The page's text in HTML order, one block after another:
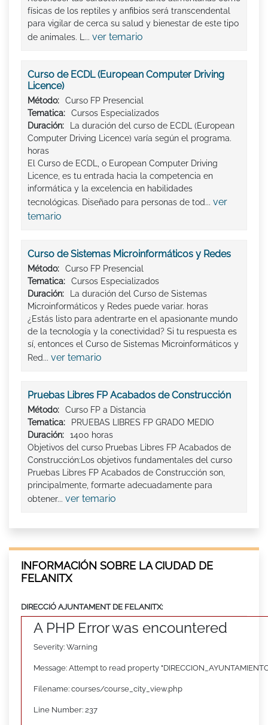
físicas de los reptiles y anfibios será transcendental
para vigilar de cerca su salud y bienestar de este tipo
de animales. L... ver temario
Curso de ECDL (European Computer Driving
Licence)
Método:
Curso FP Presencial
Tematica:
Cursos Especializados
Duración:
La duración del curso de ECDL (European
Computer Driving Licence) varía según el programa.
horas
El Curso de ECDL, o European Computer Driving
Licence, es tu entrada hacia la competencia en
informática y la excelencia en habilidades
tecnológicas. Diseñado para personas de tod... ver
temario
Curso de Sistemas Microinformáticos y Redes
Método:
Curso FP Presencial
Tematica:
Cursos Especializados
Duración:
La duración del Curso de Sistemas
Microinformáticos y Redes puede variar. horas
¿Estás listo para adentrarte en el apasionante mundo
de la tecnología y la conectividad? Si tu respuesta es
sí, entonces el Curso de Sistemas Microinformáticos y
Red... ver temario
Pruebas Libres FP Acabados de Construcción
Método:
Curso FP a Distancia
Tematica:
PRUEBAS LIBRES FP GRADO MEDIO
Duración:
1400 horas
Objetivos del curso Pruebas Libres FP Acabados de
Construcción:Los objetivos fundamentales del curso
Pruebas Libres FP Acabados de Construcción son,
principalmente, formarte adecuadamente para
obtener... ver temario
INFORMACIÓN SOBRE LA CIUDAD DE
FELANITX
DIRECCIÓ AJUNTAMENT DE FELANITX:
A PHP Error was encountered
Severity: Warning
Message: Attempt to read property
Filename: courses/course_city_view.php
Line Number: 237